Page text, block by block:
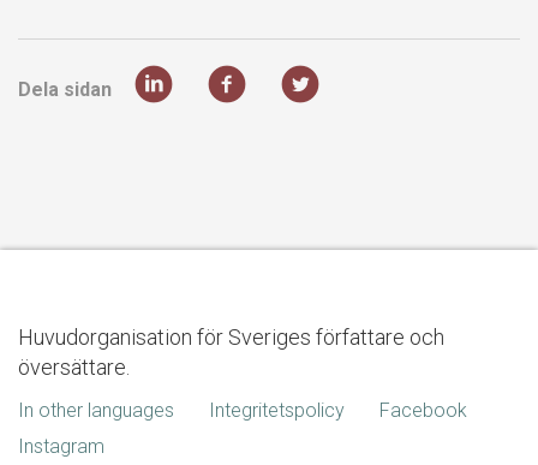
Dela sidan
Huvudorganisation för Sveriges författare och
översättare.
In other languages Integritetspolicy
Facebook
Instagram